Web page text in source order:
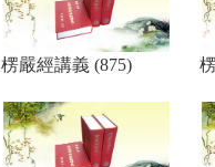
楞嚴經講義 (875)